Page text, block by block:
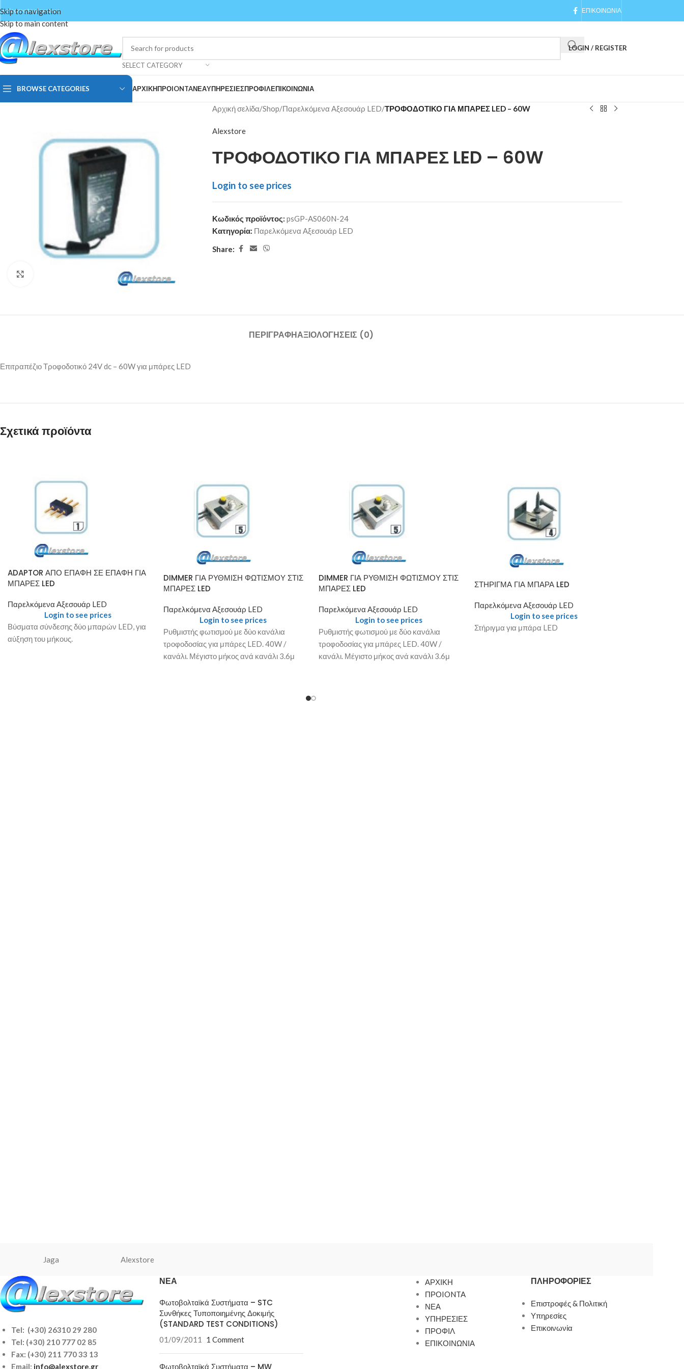
Skip to navigation
Skip to main content
welcome to alexstore ΕΠΙΚΟΙΝΩΝΙΑ
SELECT CATEGORY
LOGIN / REGISTER
BROWSE CATEGORIES ΑΡΧΙΚΗΠΡΟIONTAΝΕΑΥΠΗΡΕΣΙΕΣΠΡΟΦΙΛΕΠΙΚΟΙΝΩΝΙΑ
Αρχική σελίδα/Shop/Παρελκόμενα Αξεσουάρ LED/ΤΡΟΦΟΔΟΤΙΚΟ ΓΙΑ ΜΠΑΡΕΣ LED – 60W
Alexstore
ΤΡΟΦΟΔΟΤΙΚΟ ΓΙΑ ΜΠΑΡΕΣ LED – 60W
Login to see prices
Κωδικός προϊόντος:psGP-AS060N-24
Κατηγορία: Παρελκόμενα Αξεσουάρ LED
Share:
ΠΕΡΙΓΡΑΦΉΑΞΙΟΛΟΓΉΣΕΙΣ (0)
Επιτραπέζιο Τροφοδοτικό 24V dc – 60W για μπάρες LED
Σχετικά προϊόντα
ADAPTOR ΑΠΟ ΕΠΑΦΗ ΣΕ ΕΠΑΦΗ ΓΙΑ
ΜΠΑΡΕΣ LED
Παρελκόμενα Αξεσουάρ LED
Login to see prices
Βύσματα σύνδεσης δύο μπαρών LED, για
αύξηση του μήκους.
DIMMER ΓΙΑ ΡΥΘΜΙΣΗ ΦΩΤΙΣΜΟΥ ΣΤΙΣ
ΜΠΑΡΕΣ LED
Παρελκόμενα Αξεσουάρ LED
Login to see prices
Ρυθμιστής φωτισμού με δύο κανάλια
τροφοδοσίας για μπάρες LED. 40W /
κανάλι. Μέγιστο μήκος ανά κανάλι 3.6μ
DIMMER ΓΙΑ ΡΥΘΜΙΣΗ ΦΩΤΙΣΜΟΥ ΣΤΙΣ
ΜΠΑΡΕΣ LED
Παρελκόμενα Αξεσουάρ LED
Login to see prices
Ρυθμιστής φωτισμού με δύο κανάλια
τροφοδοσίας για μπάρες LED. 40W /
κανάλι. Μέγιστο μήκος ανά κανάλι 3.6μ
ΣΤΗΡΙΓΜΑ ΓΙΑ ΜΠΑΡΑ LED
Παρελκόμενα Αξεσουάρ LED
Login to see prices
Στήριγμα για μπάρα LED
Jaga Alexstore
Tel: (+30) 26310 29 280
Tel: (+30) 210 777 02 85
Fax: (+30) 211 770 33 13
Email: info@alexstore.gr
ΝΈΑ
Φωτοβολταϊκά Συστήματα – STC
Συνθήκες Τυποποιημένης Δοκιμής
(STANDARD TEST CONDITIONS)
01/09/2011 1 Comment
Φωτοβολταϊκά Συστήματα – MW
ΑΡΧΙΚΗ
ΠΡΟIONTA
ΝΕΑ
ΥΠΗΡΕΣΙΕΣ
ΠΡΟΦΙΛ
ΕΠΙΚΟΙΝΩΝΙΑ
ΠΛΗΡΟΦΟΡΊΕΣ
Επιστροφές & Πολιτική
Υπηρεσίες
Επικοινωνία